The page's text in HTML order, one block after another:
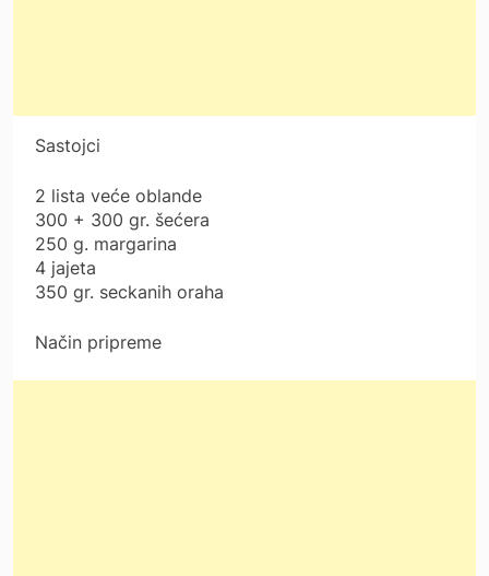
Sastojci
2 lista veće oblande
300 + 300 gr. šećera
250 g. margarina
4 jajeta
350 gr. seckanih oraha
Način pripreme